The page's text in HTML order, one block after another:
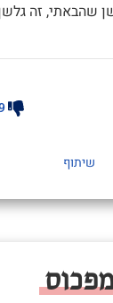
שהבאתי, זה
שיתוף